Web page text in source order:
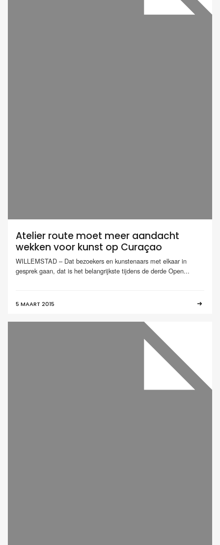
Atelier route moet meer aandacht
wekken voor kunst op Curaçao
WILLEMSTAD – Dat bezoekers en kunstenaars met elkaar in
gesprek gaan, dat is het belangrijkste tijdens de derde Open...
5 MAART 2015